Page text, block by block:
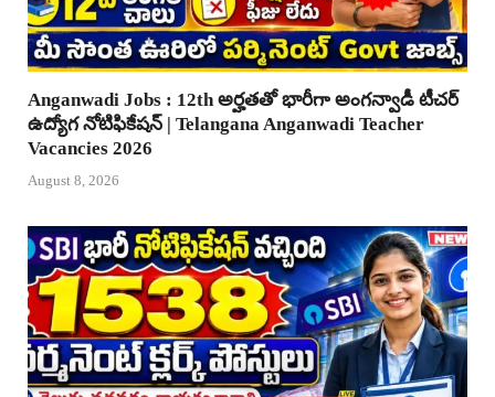
Anganwadi Jobs : 12th అర్హతతో భారీగా అంగన్వాడీ టీచర్
ఉద్యోగ నోటిఫికేషన్ | Telangana Anganwadi Teacher
Vacancies 2026
August 8, 2026